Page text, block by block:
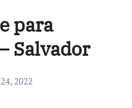
para
Salvador
2022